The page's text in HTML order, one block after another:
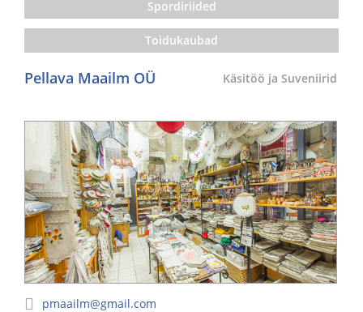
Spordiriided
Toidukaubad
Pellava Maailm OÜ Käsitöö ja Suveniirid
pmaailm@gmail.com